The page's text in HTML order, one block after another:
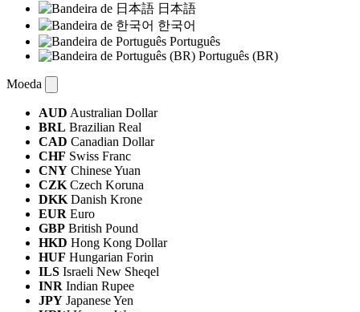
日本語
한국어
Português
Português (BR)
Moeda
AUD Australian Dollar
BRL Brazilian Real
CAD Canadian Dollar
CHF Swiss Franc
CNY Chinese Yuan
CZK Czech Koruna
DKK Danish Krone
EUR Euro
GBP British Pound
HKD Hong Kong Dollar
HUF Hungarian Forin
ILS Israeli New Sheqel
INR Indian Rupee
JPY Japanese Yen